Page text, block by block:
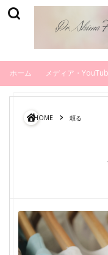
ホーム メディア・
HOME 頼る